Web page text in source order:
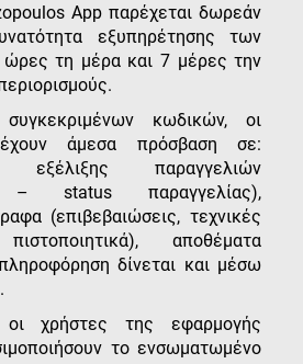
App παρέχεται δωρεάν
εξυπηρέτησης των
τη μέρα και 7 μέρες την
κωδικών, οι
άμεσα πρόσβαση σε:
εξέλιξης παραγγελιών
– status παραγγελίας),
(επιβεβαιώσεις, τεχνικές
αποθέματα
δίνεται και μέσω
οι χρήστες της εφαρμογής
το ενσωματωμένο